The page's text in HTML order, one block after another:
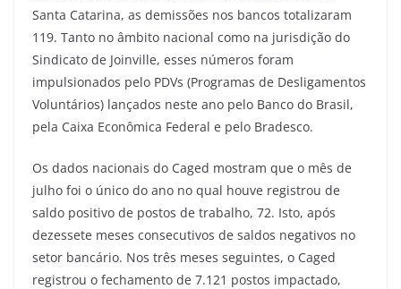
Santa Catarina, as demissões nos bancos totalizaram
119. Tanto no âmbito nacional como na jurisdição do
Sindicato de Joinville, esses números foram
impulsionados pelo PDVs (Programas de Desligamentos
Voluntários) lançados neste ano pelo Banco do Brasil,
pela Caixa Econômica Federal e pelo Bradesco.
Os dados nacionais do Caged mostram que o mês de
julho foi o único do ano no qual houve registrou de
saldo positivo de postos de trabalho, 72. Isto, após
dezessete meses consecutivos de saldos negativos no
setor bancário. Nos três meses seguintes, o Caged
registrou o fechamento de 7.121 postos impactado,